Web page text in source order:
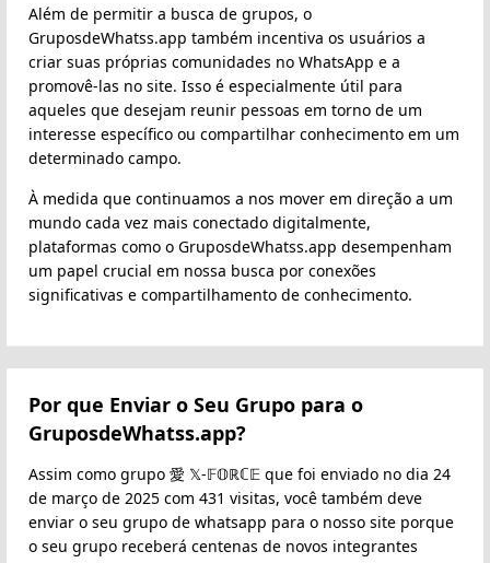
Além de permitir a busca de grupos, o
GruposdeWhatss.app também incentiva os usuários a
criar suas próprias comunidades no WhatsApp e a
promovê-las no site. Isso é especialmente útil para
aqueles que desejam reunir pessoas em torno de um
interesse específico ou compartilhar conhecimento em um
determinado campo.
À medida que continuamos a nos mover em direção a um
mundo cada vez mais conectado digitalmente,
plataformas como o GruposdeWhatss.app desempenham
um papel crucial em nossa busca por conexões
significativas e compartilhamento de conhecimento.
Por que Enviar o Seu Grupo para o
GruposdeWhatss.app?
Assim como grupo 愛 𝕏-𝔽𝕆ℝℂ𝔼 que foi enviado no dia 24
de março de 2025 com 431 visitas, você também deve
enviar o seu grupo de whatsapp para o nosso site porque
o seu grupo receberá centenas de novos integrantes